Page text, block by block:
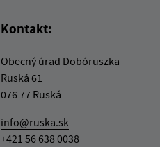
Kontakt:
Obecný úrad Dobóruszka
Ruská 61
076 77 Ruská
info@ruska.sk
+421 56 638 0038